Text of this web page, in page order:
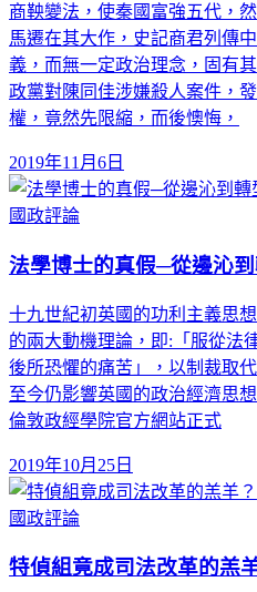
商鞅變法，使秦國富強五代，
馬遷在其大作，史記商君列傳
義，而無一定政治理念，固有
政黨對陳同佳涉嫌殺人案件，
權，竟然先限縮，而後懊悔，
2019年11月6日
國政評論
法學博士的真假─從邊沁
十九世紀初英國的功利主義思
的兩大動機理論，即:「服從法
後所恐懼的痛苦」，以制裁取
至今仍影響英國的政治經濟思
倫敦政經學院官方網站正式
2019年10月25日
國政評論
特偵組竟成司法改革的羔